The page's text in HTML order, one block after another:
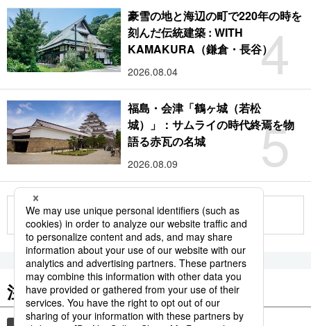
4
豪雪の地と海辺の町で220年の時を
刻んだ伝統建築 : WITH
KAMAKURA（鎌倉・長谷）
2026.08.04
5
福島・会津「鶴ヶ城（若松
城）」：サムライの時代終焉を物
語る赤瓦の名城
2026.08.09
もっと見る
注目のキーワード